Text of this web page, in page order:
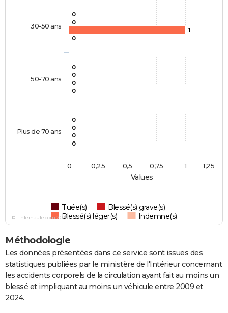
Values
0
0
0
0
0
0
1
0
0
0
0
0
Tuée(s)
Blessé(s) grave(s)
Blessé(s) léger(s)
Indemne(s)
30-50 ans
50-70 ans
Plus de 70 ans
0 1
0,25 0,5 0,75 1,25
© Linternaute.com 2026
Méthodologie
Les données présentées dans ce service sont issues des
statistiques publiées par le ministère de l'Intérieur concernant
les accidents corporels de la circulation ayant fait au moins un
blessé et impliquant au moins un véhicule entre 2009 et
2024.